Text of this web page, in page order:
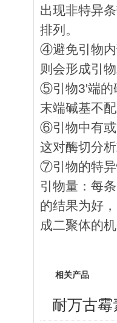
出现非特异
排列。
④避免引物内
则会形成引
⑤引物3'端的
末端碱基不
⑥引物中有或
这对酶切分
⑦引物的特异
引物量：每
的结果为好
成二聚体的
相关产品
耐万古